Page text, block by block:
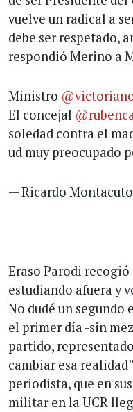
vuelve un radical a
debe ser respetado,
respondió Merino a
Ministro
El concejal
soledad contra el
ud muy preocupado
— Ricardo
Eraso Parodi recogió
estudiando afuera y
No dudé un segundo
el primer día -sin
partido,
cambiar esa
periodista, que en
militar en la UCR